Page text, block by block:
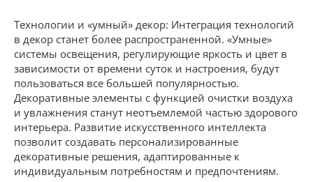
Технологии и «умный» декор: Интеграция технологий
в декор станет более распространенной. «Умные»
системы освещения, регулирующие яркость и цвет в
зависимости от времени суток и настроения, будут
пользоваться все большей популярностью.
Декоративные элементы с функцией очистки воздуха
и увлажнения станут неотъемлемой частью здорового
интерьера. Развитие искусственного интеллекта
позволит создавать персонализированные
декоративные решения, адаптированные к
индивидуальным потребностям и предпочтениям.